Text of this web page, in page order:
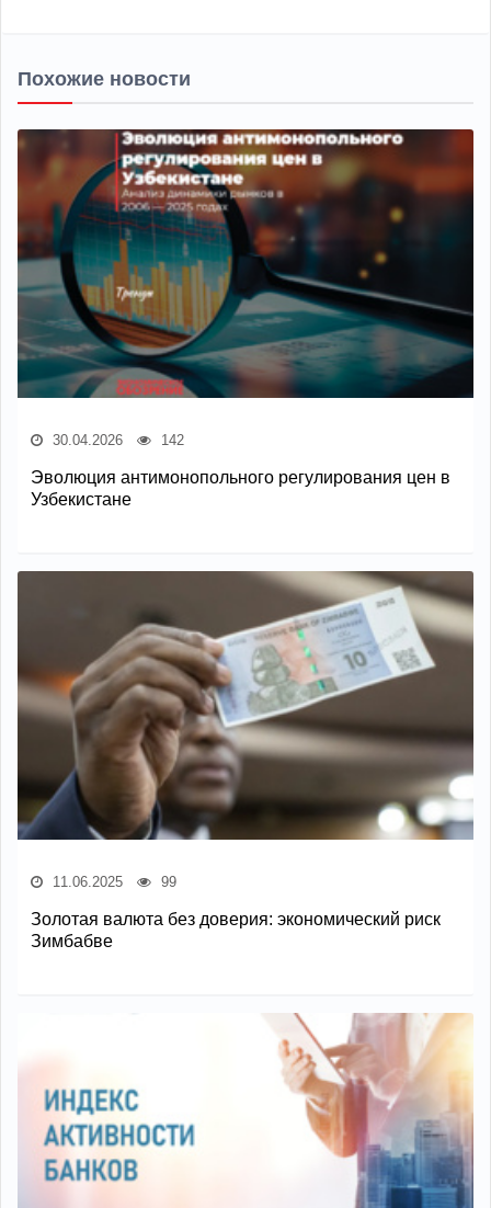
Похожие новости
30.04.2026 142
Эволюция антимонопольного регулирования цен в
Узбекистане
11.06.2025 99
Золотая валюта без доверия: экономический риск
Зимбабве